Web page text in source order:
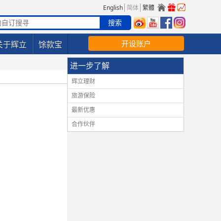
English 简体 繁體
于辉立 馀款宝 开设账户
进一步了解
辉立理财
旅游保险
最新优惠
合作伙伴